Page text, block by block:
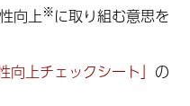
向上※に取り組む意思を
向上チェックシート」 の